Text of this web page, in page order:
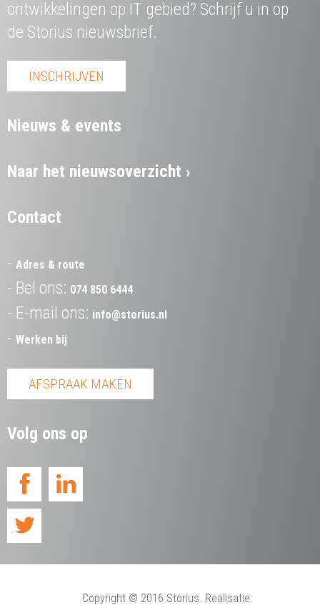
ontwikkelingen op IT gebied? Schrijf u in op
de Storius nieuwsbrief.
INSCHRIJVEN
Nieuws & events
Naar het nieuwsoverzicht
Contact
Adres & route
Bel ons: 074 850 6444
E-mail ons: info@storius.nl
Werken bij
AFSPRAAK MAKEN
Volg ons op
Copyright © 2016 Storius. Realisatie: